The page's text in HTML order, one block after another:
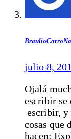
julio 8,
Ojalá
escribir se
escribir, y
cosas que
hacen: